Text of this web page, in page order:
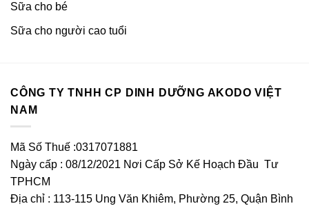
Sữa cho bé
Sữa cho người cao tuổi
CÔNG TY TNHH CP DINH DƯỠNG AKODO VIỆT
NAM
Mã Số Thuế :0317071881
Ngày cấp : 08/12/2021 Nơi Cấp Sở Kế Hoạch Đầu Tư
TPHCM
Địa chỉ : 113-115 Ung Văn Khiêm, Phường 25, Quận Bình